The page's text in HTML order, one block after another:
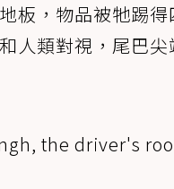
板，物品被牠踢
人類對視，尾巴
the driver's